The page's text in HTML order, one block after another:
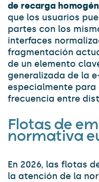
de recarga
que los usuarios
partes con los
interfaces
fragmentación
de un elemento
generalizada de la
especialmente para
frecuencia entre
Flotas de
normativa
En 2026, las flotas
la atención de la